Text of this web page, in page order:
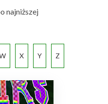
najniższej
X Y Z